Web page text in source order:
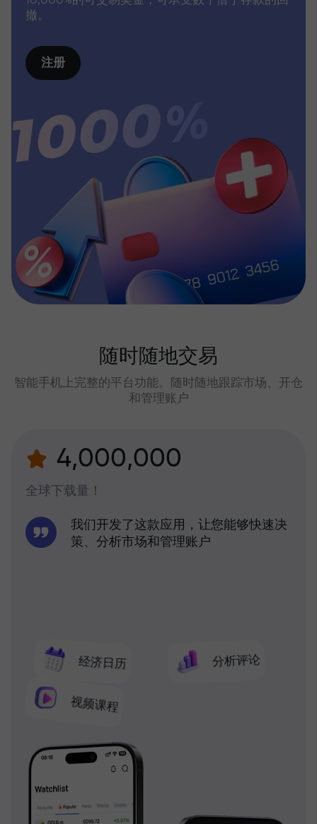
撤。
注册
随时随地交易
智能手机上完整的平台功能。随时随地跟踪市场、开仓
和管理账户
4,000,000
全球下载量！
经济日历 分析评论
视频课程
我们开发了这款应用，让您能够快速决
策、分析市场和管理账户